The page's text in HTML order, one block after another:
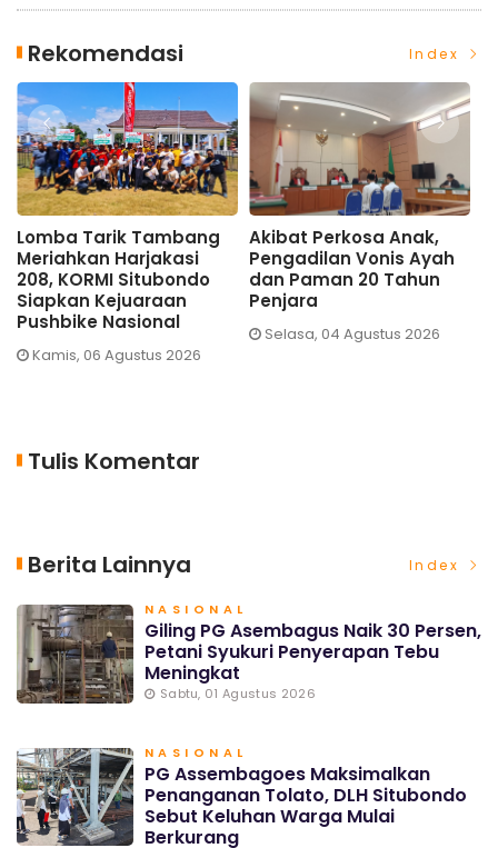
Rekomendasi Index
Lomba Tarik Tambang
Meriahkan Harjakasi
208, KORMI Situbondo
Siapkan Kejuaraan
Pushbike Nasional
Kamis, 06 Agustus 2026
Akibat Perkosa Anak,
Pengadilan Vonis Ayah
dan Paman 20 Tahun
Penjara
Selasa, 04 Agustus 2026
Tulis Komentar
Berita Lainnya Index
NASIONAL
Giling PG Asembagus Naik 30 Persen,
Petani Syukuri Penyerapan Tebu
Meningkat
Sabtu, 01 Agustus 2026
NASIONAL
PG Assembagoes Maksimalkan
Penanganan Tolato, DLH Situbondo
Sebut Keluhan Warga Mulai
Berkurang